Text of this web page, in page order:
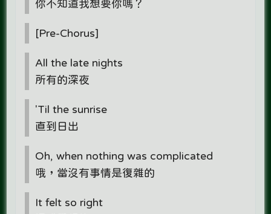
你不知道我想要你嗎？
[Pre-Chorus]
All the late nights
所有的深夜
'Til the sunrise
直到日出
Oh, when nothing was complicated
哦，當沒有事情是復雜的
It felt so right